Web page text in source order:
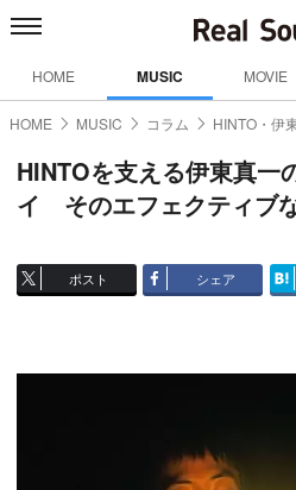
HOME MUSIC MOVIE
HOME MUSIC コラム HINTO・伊
HINTOを支える伊東真一
イ そのエフェクティブ
ポスト シェア